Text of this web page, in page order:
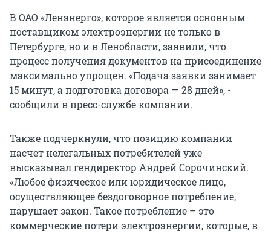
В ОАО «Ленэнерго», которое является основным
поставщиком электроэнергии не только в
Петербурге, но и в Ленобласти, заявили, что
процесс получения документов на присоединение
максимально упрощен. «Подача заявки занимает
15 минут, а подготовка договора — 28 дней», -
сообщили в пресс-службе компании.
Также подчеркнули, что позицию компании
насчет нелегальных потребителей уже
высказывал гендиректор Андрей Сорочинский.
«Любое физическое или юридическое лицо,
осуществляющее бездоговорное потребление,
нарушает закон. Такое потребление – это
коммерческие потери электроэнергии, которые, в